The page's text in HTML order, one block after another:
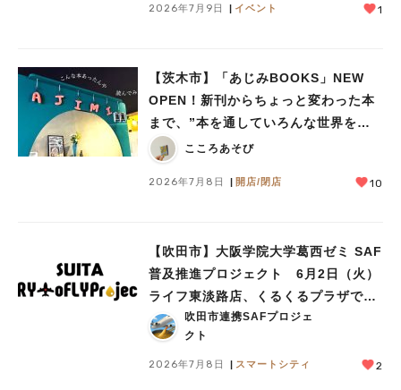
2026年7月9日 イベント 1
【茨木市】「あじみBOOKS」NEW
OPEN！新刊からちょっと変わった本
まで、”本を通していろんな世界をあ
じみする” 本屋さん
こころあそび
2026年7月8日 開店/閉店 10
【吹田市】大阪学院大学葛西ゼミ SAF
普及推進プロジェクト 6月2日（火）
ライフ東淡路店、くるくるプラザで見
学会を実施吹田市連携SAFプロジェ
クト
2026年7月8日 スマートシティ 2
#教えたい／教えて投稿記事#大阪学院大 商品開発プロジェクト
#あなたはどっち？